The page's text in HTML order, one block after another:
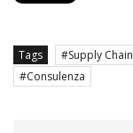
Tags Supply Chain
Consulenza